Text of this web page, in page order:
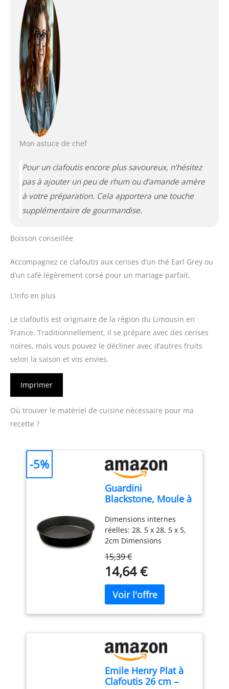
Mon astuce de chef
Pour un clafoutis encore plus savoureux, n’hésitez
pas à ajouter un peu de rhum ou d’amande amère
à votre préparation. Cela apportera une touche
supplémentaire de gourmandise.
Boisson conseillée
Accompagnez ce clafoutis aux cerises d’un thé Earl Grey ou
d’un café légèrement corsé pour un mariage parfait.
L’info en plus
Le clafoutis est originaire de la région du Limousin en
France. Traditionnellement, il se prépare avec des cerises
noires, mais vous pouvez le décliner avec d’autres fruits
selon la saison et vos envies.
Imprimer
Où trouver le matériel de cuisine nécessaire pour ma
recette ?
Guardini
Blackstone, Moule à
acier avec
revêtement anti-
adhérent, couleur «
black-stone »
Dimensions internes
réelles: 28, 5 x 28, 5 x 5,
2cm Dimensions
x 28, 5 x 5, 2cm Moule
adapté pour friteuse à
air, vérifiez la taille de
l'article avec le panier de
votre friteuse Guardini
15,39 €
14,64 €
-5%
Emile Henry Plat à
Clafoutis 26 cm –